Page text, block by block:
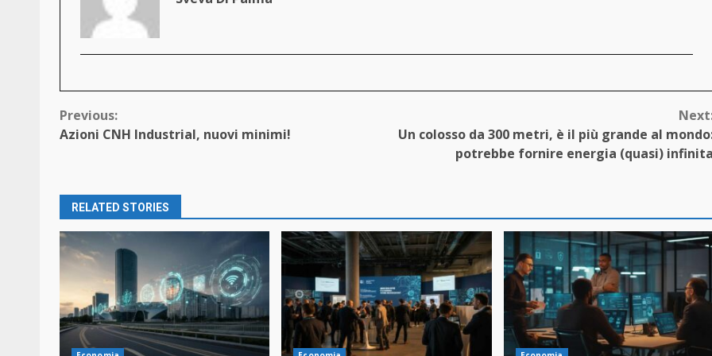
Continue
Previous:
Azioni CNH Industrial, nuovi minimi!
Un colosso da 300 metri, è il più grande al
potrebbe fornire energia (quasi) infinita
RELATED STORIES